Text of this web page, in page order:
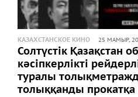
КАЗАХСТАНСКОЕ КИНО 25 МАМЫР,
Солтүстік Қазақстан
кәсіпкерлікті
туралы
толыққанды